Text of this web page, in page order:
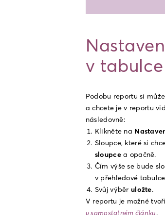
v tabulce
Podobu reportu si
a chcete je v reportu
následovně:
Klikněte na
Sloupce, které si
sloupce a opačně.
Čím výše se bude
v přehledové
Svůj výběr uložte.
V reportu je možné
v samostatném článku.